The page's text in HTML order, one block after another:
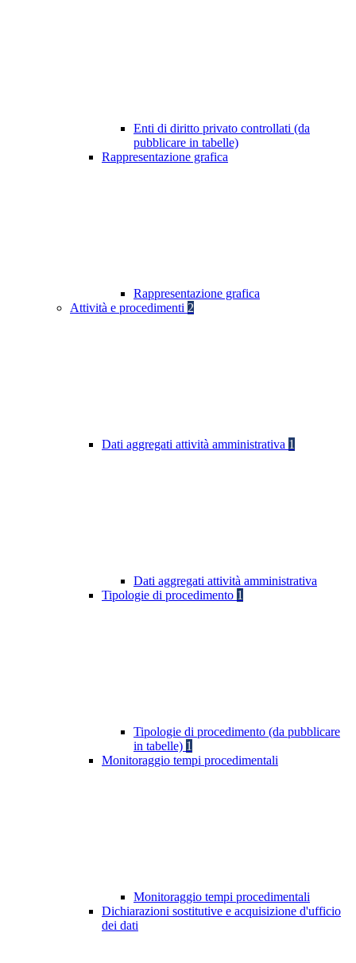
Enti di diritto privato controllati (da
pubblicare in tabelle)
Rappresentazione grafica
Rappresentazione grafica
Attività e procedimenti 2
Dati aggregati attività amministrativa 1
Dati aggregati attività amministrativa
Tipologie di procedimento 1
Tipologie di procedimento (da pubblicare
in tabelle) 1
Monitoraggio tempi procedimentali
Monitoraggio tempi procedimentali
Dichiarazioni sostitutive e acquisizione d'ufficio
dei dati